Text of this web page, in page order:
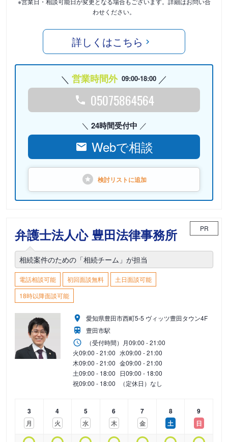
わせください。
詳しくはこちら
営業時間外 09:00-18:00
05075864564
24時間受付中
Webで相談
検討リストに追加
弁護士法人心 豊田法律事務所 PR
相続案件のための「相続チーム」が担当
電話相談可能 初回面談無料
土日面談可能
18時以降面談可能
愛知県豊田市西町5-5 ヴィッツ豊田タウン4F
豊田市駅
（受付時間） 月09:00 - 21:00
火09:00 - 21:00 水09:00 - 21:00
木09:00 - 21:00 金09:00 - 21:00
土09:00 - 18:00 日09:00 - 18:00
祝09:00 - 18:00 （定休日）なし
3
月
4
火
5
水
6
木
7
金
8
土
9
日